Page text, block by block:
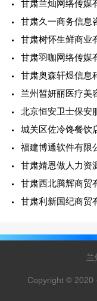
甘肃兰灿网络传媒
甘肃久一商务信息
甘肃树怀生鲜商业
甘肃羽咖网络传媒
甘肃奥森轩煜信息
兰州皙妍丽医疗美
北京恒安卫士保安
城关区佐冷馋餐饮
福建博通软件有限
甘肃婧恩做人力资
甘肃西北腾辉商贸
甘肃利新国纪商贸
兰
Copyright © 2020